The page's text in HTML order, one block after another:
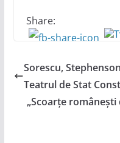
Share:
Sorescu,
Teatrul de Stat
„Scoarțe